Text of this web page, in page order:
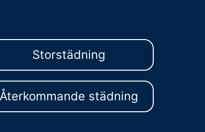
Storstädning
Återkommande städning